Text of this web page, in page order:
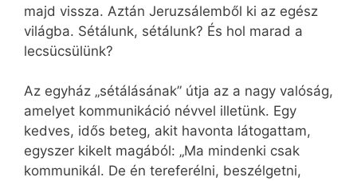
majd vissza. Aztán Jeruzsálemből ki az egész
világba. Sétálunk, sétálunk? És hol marad a
lecsücsülünk?
Az egyház „sétálásának” útja az a nagy valóság,
amelyet kommunikáció névvel illetünk. Egy
kedves, idős beteg, akit havonta látogattam,
egyszer kikelt magából: „Ma mindenki csak
kommunikál. De én tereferélni, beszélgetni,